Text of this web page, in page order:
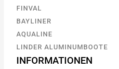
FINVAL
BAYLINER
AQUALINE
LINDER ALUMINUMBOOTE
INFORMATIONEN